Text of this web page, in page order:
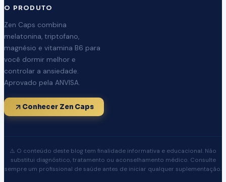
O PRODUTO
Zen Caps combina
melatonina, triptofano,
magnésio e vitamina B6 para
você dormir melhor e
controlar a ansiedade.
Aprovado pela ANVISA.
Conhecer Zen Caps
⚠️ O conteúdo deste blog tem finalidade informativa e educacional. Não
substitui diagnóstico, tratamento ou aconselhamento médico. Consulte
sempre um profissional de saúde antes de iniciar qualquer suplementação.